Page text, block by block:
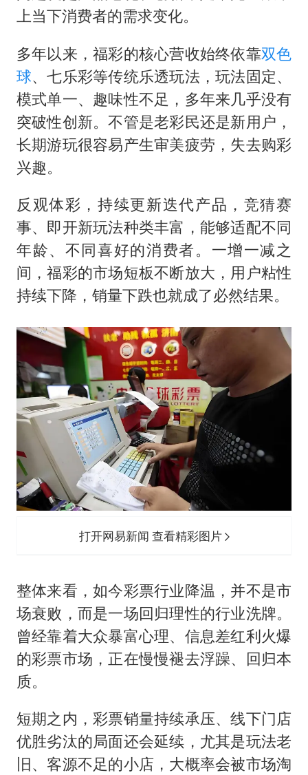
上当下消费者的需求变化。
多年以来，福彩的核心营收始终依靠双色
球、七乐彩等传统乐透玩法，玩法固定、
模式单一、趣味性不足，多年来几乎没有
突破性创新。不管是老彩民还是新用户，
长期游玩很容易产生审美疲劳，失去购彩
兴趣。
反观体彩，持续更新迭代产品，竞猜赛
事、即开新玩法种类丰富，能够适配不同
年龄、不同喜好的消费者。一增一减之
间，福彩的市场短板不断放大，用户粘性
持续下降，销量下跌也就成了必然结果。
打开网易新闻 查看精彩图片
整体来看，如今彩票行业降温，并不是市
场衰败，而是一场回归理性的行业洗牌。
曾经靠着大众暴富心理、信息差红利火爆
的彩票市场，正在慢慢褪去浮躁、回归本
质。
短期之内，彩票销量持续承压、线下门店
优胜劣汰的局面还会延续，尤其是玩法老
旧、客源不足的小店，大概率会被市场淘